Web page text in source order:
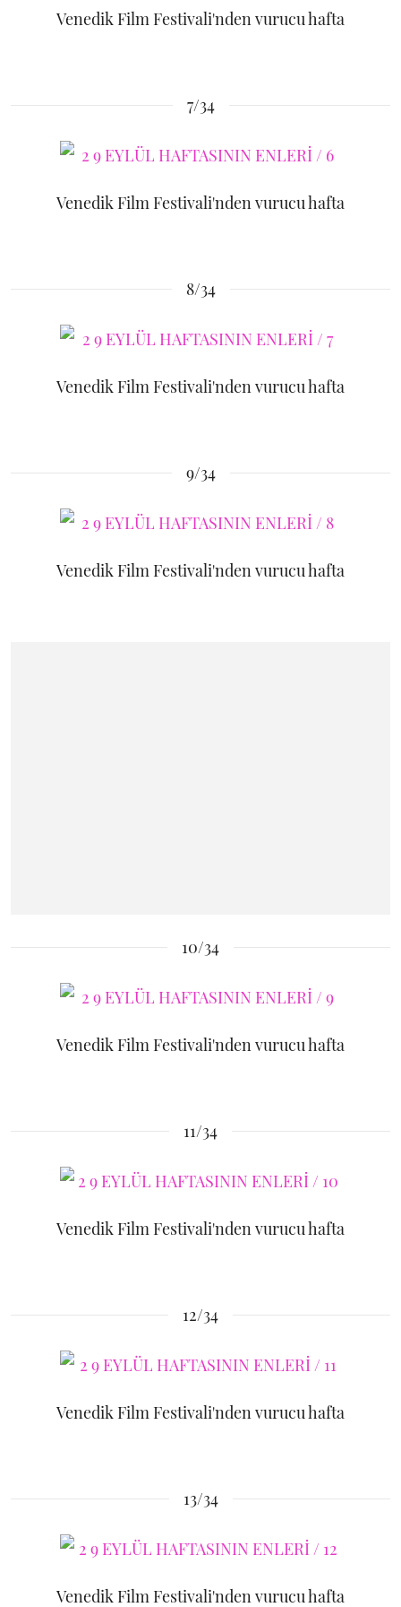
Venedik Film Festivali'nden vurucu hafta
7/34
Venedik Film Festivali'nden vurucu hafta
8/34
Venedik Film Festivali'nden vurucu hafta
9/34
Venedik Film Festivali'nden vurucu hafta
10/34
Venedik Film Festivali'nden vurucu hafta
11/34
Venedik Film Festivali'nden vurucu hafta
12/34
Venedik Film Festivali'nden vurucu hafta
13/34
Venedik Film Festivali'nden vurucu hafta